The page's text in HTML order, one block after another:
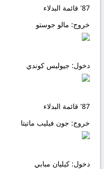
87' قائمة البدلاء
خروج: مالو جوستو
دخول: جيوليس كوندي
87' قائمة البدلاء
خروج: جون فيليب ماتيتا
دخول: كيليان مبابي